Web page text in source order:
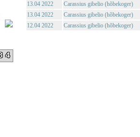
13.04 2022
Carassius gibelio (hõbekoger)
13.04 2022
Carassius gibelio (hõbekoger)
12.04 2022
Carassius gibelio (hõbekoger)